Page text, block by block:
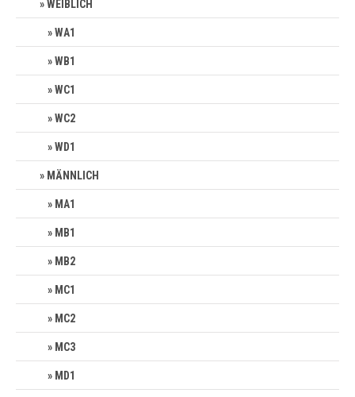
WEIBLICH
WA1
WB1
WC1
WC2
WD1
MÄNNLICH
MA1
MB1
MB2
MC1
MC2
MC3
MD1